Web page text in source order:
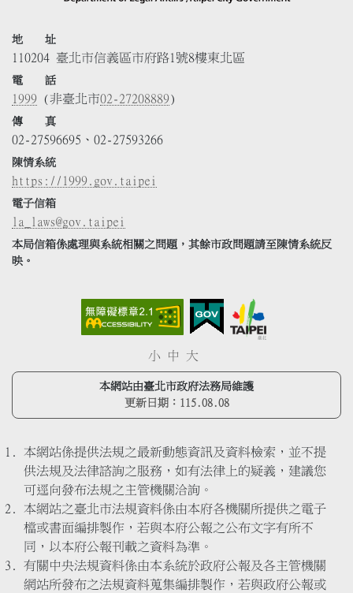
地 址
110204 臺北市信義區市府路1號8樓東北區
電 話
1999 (非臺北市02-27208889)
傳 真
02-27596695、02-27593266
陳情系統
https://1999.gov.taipei
電子信箱
la_laws@gov.taipei
本局信箱係處理與系統相關之問題，其餘市政問題請至陳情系統反
映。
小 中 大
本網站由臺北市政府法務局維護
更新日期： 115.08.08
本網站係提供法規之最新動態資訊及資料檢索，並不提
供法規及法律諮詢之服務，如有法律上的疑義，建議您
可逕向發布法規之主管機關洽詢。
本網站之臺北市法規資料係由本府各機關所提供之電子
檔或書面編排製作，若與本府公報之公布文字有所不
同，以本府公報刊載之資料為準。
有關中央法規資料係由本系統於政府公報及各主管機關
網站所發布之法規資料蒐集編排製作，若與政府公報或